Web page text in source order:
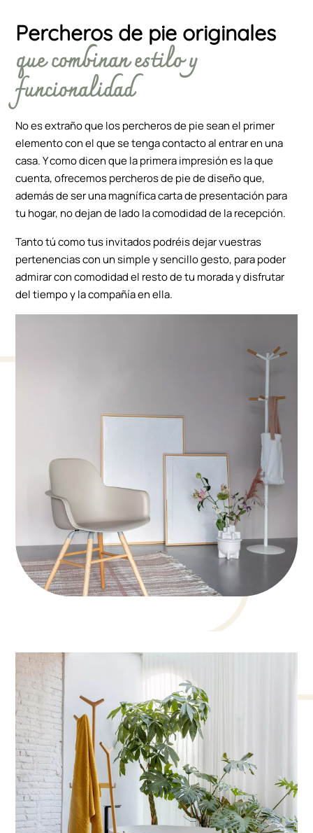
Percheros de pie originales
que combinan estilo y
funcionalidad
No es extraño que los percheros de pie sean el primer
elemento con el que se tenga contacto al entrar en una
casa. Y como dicen que la primera impresión es la que
cuenta, ofrecemos percheros de pie de diseño que,
además de ser una magnífica carta de presentación para
tu hogar, no dejan de lado la comodidad de la recepción.
Tanto tú como tus invitados podréis dejar vuestras
pertenencias con un simple y sencillo gesto, para poder
admirar con comodidad el resto de tu morada y disfrutar
del tiempo y la compañía en ella.